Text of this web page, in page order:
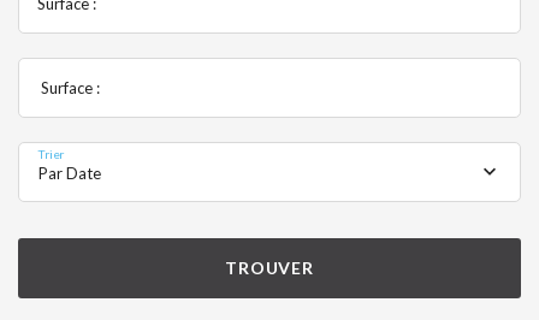
Surface :
Trier
Par Date
TROUVER